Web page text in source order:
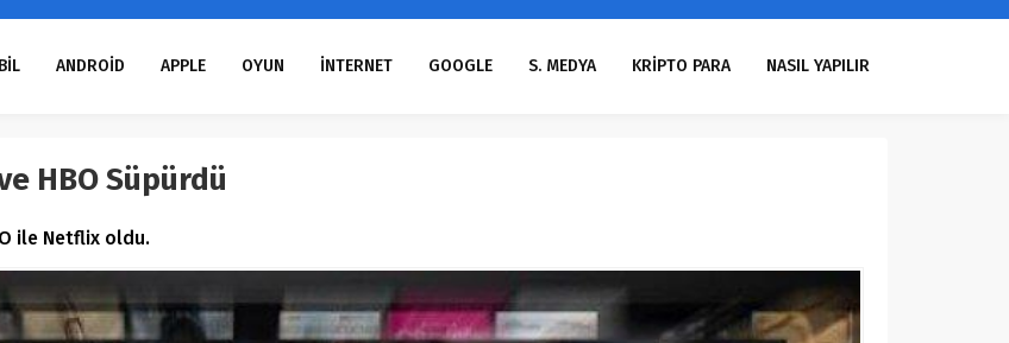
ANDROİD APPLE OYUN İNTERNET GOOGLE S. MEDYA KRİPTO PARA NASIL YAPILIR
HBO Süpürdü
ile Netflix oldu.